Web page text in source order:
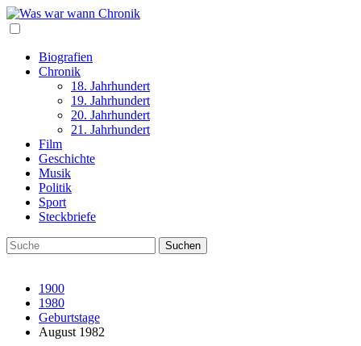
Biografien
Chronik
18. Jahrhundert
19. Jahrhundert
20. Jahrhundert
21. Jahrhundert
Film
Geschichte
Musik
Politik
Sport
Steckbriefe
1900
1980
Geburtstage
August 1982